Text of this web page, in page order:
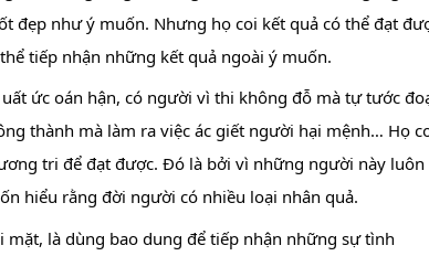
đẹp như ý muốn. Nhưng họ coi kết quả có thể đạt
tiếp nhận những kết quả ngoài ý muốn.
ức oán hận, có người vì thi không đỗ mà tự tước
thành mà làm ra việc ác giết người hại mệnh… Họ
tri để đạt được. Đó là bởi vì những người này
hiểu rằng đời người có nhiều loại nhân quả.
mặt, là dùng bao dung để tiếp nhận những sự tình